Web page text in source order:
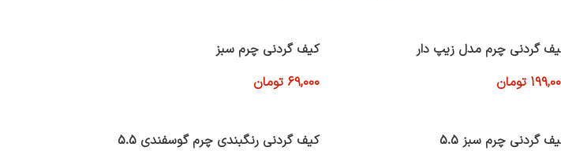
گردنی چرم مدل زیپ دار
تومان
کیف گردنی چرم سبز
69,000 تومان
گردنی چرم سبز 5.5
کیف گردنی رنگبندی چرم گوسفندی 5.5